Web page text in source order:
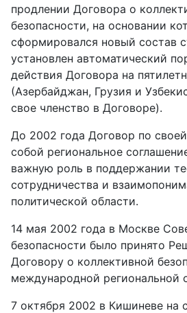
продлении Договора о
безопасности, на основании
сформировался новый состав
установлен автоматический
действия Договора на
(Азербайджан, Грузия и
свое членство в Договоре).
До 2002 года Договор по
собой региональное
важную роль в поддержании
сотрудничества и
политической области.
14 мая 2002 года в Москве
безопасности было принято
Договору о коллективной
международной региональной
7 октября 2002 в Кишиневе на